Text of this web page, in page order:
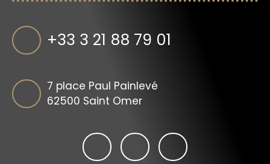
+33 3 21 88 79 01
7 place Paul Painlevé
62500 Saint Omer